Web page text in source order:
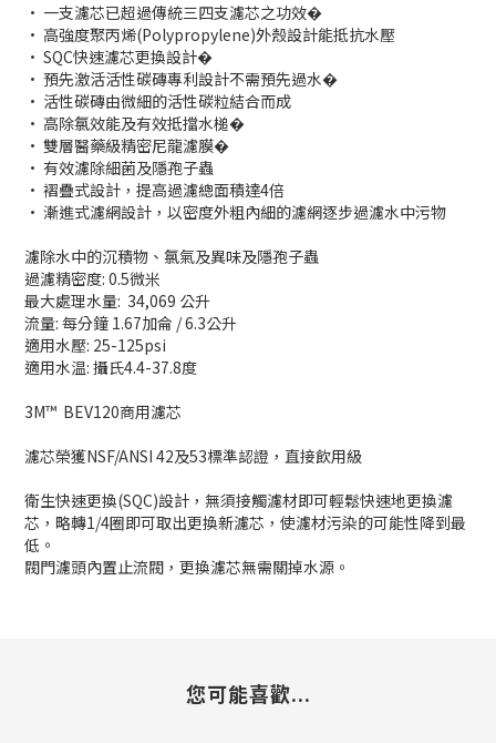
• 一支濾芯已超過傳統三四支濾芯之功效�
• 高強度聚丙烯(Polypropylene)外殼設計能抵抗水壓
• SQC快速濾芯更換設計�
• 預先激活活性碳磚專利設計不需預先過水�
• 活性碳磚由微細的活性碳粒結合而成
• 高除氯效能及有效抵擋水槌�
• 雙層醫藥級精密尼龍濾膜�
• 有效濾除細菌及隱孢子蟲
• 褶疊式設計，提高過濾總面積達4倍
• 漸進式濾網設計，以密度外粗內細的濾網逐步過濾水中污物
濾除水中的沉積物、氯氣及異味及隱孢子蟲
過濾精密度: 0.5微米
最大處理水量: 34,069 公升
流量: 每分鐘 1.67加侖 / 6.3公升
適用水壓: 25-125psi
適用水温: 攝氏4.4-37.8度
3M™ BEV120商用濾芯
濾芯榮獲NSF/ANSI 42及53標準認證，直接飲用級
衛生快速更換(SQC)設計，無須接觸濾材即可輕鬆快速地更換濾
芯，略轉1/4圈即可取出更換新濾芯，使濾材污染的可能性降到最
低。
閥門濾頭內置止流閥，更換濾芯無需關掉水源。
您可能喜歡...